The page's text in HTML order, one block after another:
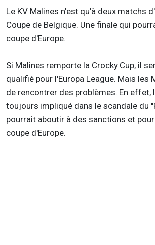
Le KV Malines n'est qu'à deux matchs
Coupe de Belgique. Une finale qui
coupe d'Europe.
Si Malines remporte la Crocky Cup, il
qualifié pour l'Europa League. Mais les
de rencontrer des problèmes. En effet,
toujours impliqué dans le scandale du
pourrait aboutir à des sanctions et
coupe d'Europe.